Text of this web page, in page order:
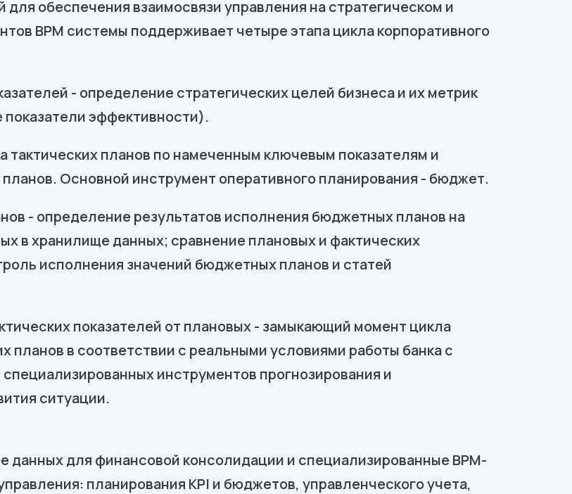
обеспечения взаимосвязи управления на стратегическом и
BPM системы поддерживает четыре этапа цикла корпоративного
- определение стратегических целей бизнеса и их метрик
эффективности).
тактических планов по намеченным ключевым показателям и
Основной инструмент оперативного планирования - бюджет.
- определение результатов исполнения бюджетных планов на
в хранилище данных; сравнение плановых и фактических
исполнения значений бюджетных планов и статей
показателей от плановых - замыкающий момент цикла
планов в соответствии с реальными условиями работы банка с
инструментов прогнозирования и
ситуации.
для финансовой консолидации и специализированные BPM-
планирования KPI и бюджетов, управленческого учета,